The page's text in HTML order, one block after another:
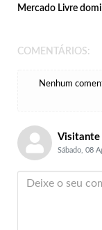
Mercado Livre
COMENTÁRIOS:
Nenhum
Visitante
Sábado, 08